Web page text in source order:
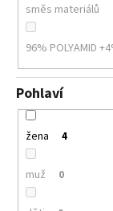
směs materiálů
96% POLYAMID
Pohlaví
žena 4
muž 0